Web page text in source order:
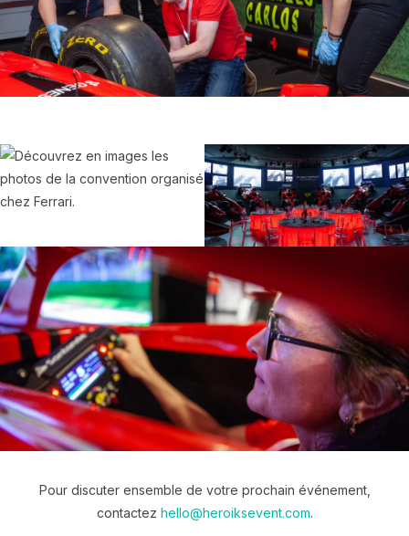
Pour discuter ensemble de votre prochain événement,
contactez hello@heroiksevent.com.